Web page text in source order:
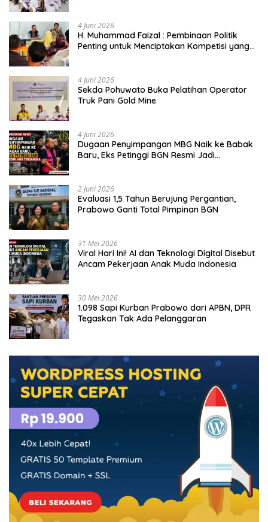
4 Juni 2026
H. Muhammad Faizal : Pembinaan Politik
Penting untuk Menciptakan Kompetisi yang
4 Juni 2026
Sekda Pohuwato Buka Pelatihan Operator
Truk Pani Gold Mine
4 Juni 2026
Dugaan Penyimpangan MBG Naik ke Babak
Baru, Eks Petinggi BGN Resmi Jadi
2 Juni 2026
Evaluasi 1,5 Tahun Berujung Pergantian,
Prabowo Ganti Total Pimpinan BGN
31 Mei 2026
Viral Hari Ini! AI dan Teknologi Digital Disebut
Ancam Pekerjaan Anak Muda Indonesia
30 Mei 2026
1.098 Sapi Kurban Prabowo dari APBN, DPR
Tegaskan Tak Ada Pelanggaran